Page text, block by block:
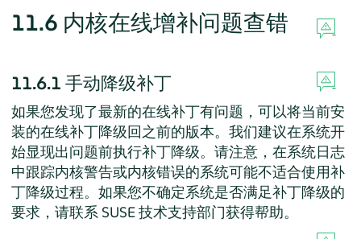
11.6 内核在线增补问题查错
11.6.1 手动降级补丁
如果您发现了最新的在线补丁有问题，可以将当前安
装的在线补丁降级回之前的版本。我们建议在系统开
始显现出问题前执行补丁降级。请注意，在系统日志
中跟踪内核警告或内核错误的系统可能不适合使用补
丁降级过程。如果您不确定系统是否满足补丁降级的
要求，请联系 SUSE 技术支持部门获得帮助。